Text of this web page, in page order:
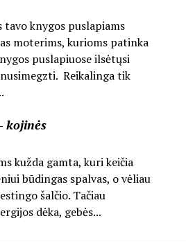
tavo knygos puslapiams
moterims, kurioms patinka
puslapiuose ilsėtųsi
Reikalinga tik
kojinės
kužda gamta, kuri keičia
būdingas spalvas, o vėliau
šalčio. Tačiau
dėka, gebės...